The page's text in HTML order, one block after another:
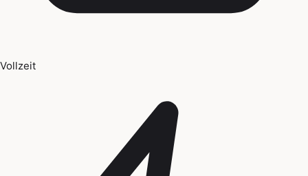
Vollzeit